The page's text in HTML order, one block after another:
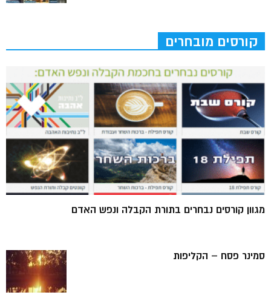
קורסים מובחרים
מגוון קורסים נבחרים בתורת הקבלה ונפש האדם
סמינר פסח – הקליפות